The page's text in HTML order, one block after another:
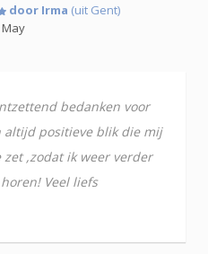
door Irma (uit Gent)
bedanken voor
positieve blik die mij
,zodat ik weer verder
Veel liefs